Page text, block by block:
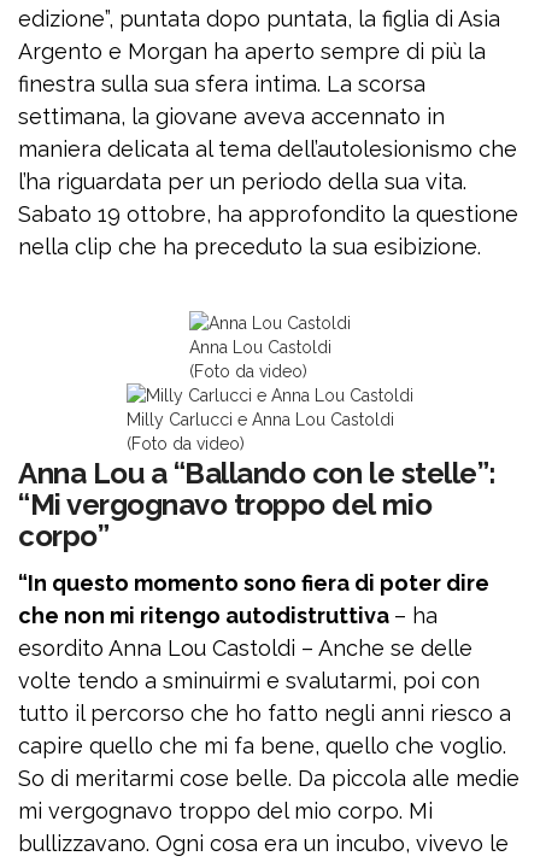
edizione”, puntata dopo puntata, la figlia di Asia
Argento e Morgan ha aperto sempre di più la
finestra sulla sua sfera intima. La scorsa
settimana, la giovane aveva accennato in
maniera delicata al tema dell’autolesionismo che
l’ha riguardata per un periodo della sua vita.
Sabato 19 ottobre, ha approfondito la questione
nella clip che ha preceduto la sua esibizione.
Anna Lou Castoldi
(Foto da video)
Milly Carlucci e Anna Lou Castoldi
(Foto da video)
Anna Lou a “Ballando con le stelle”:
“Mi vergognavo troppo del mio
corpo”
“In questo momento sono fiera di poter dire
che non mi ritengo autodistruttiva – ha
esordito Anna Lou Castoldi – Anche se delle
volte tendo a sminuirmi e svalutarmi, poi con
tutto il percorso che ho fatto negli anni riesco a
capire quello che mi fa bene, quello che voglio.
So di meritarmi cose belle. Da piccola alle medie
mi vergognavo troppo del mio corpo. Mi
bullizzavano. Ogni cosa era un incubo, vivevo le